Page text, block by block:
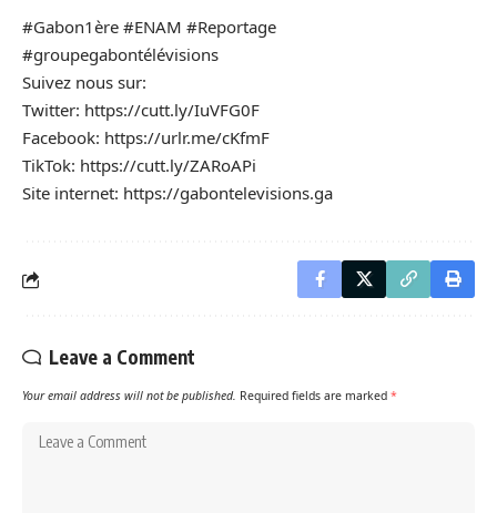
#Gabon1ère #ENAM #Reportage
#groupegabontélévisions
Suivez nous sur:
Twitter: https://cutt.ly/IuVFG0F
Facebook: https://urlr.me/cKfmF
TikTok: https://cutt.ly/ZARoAPi
Site internet: https://gabontelevisions.ga
Leave a Comment
Your email address will not be published. Required fields are marked *